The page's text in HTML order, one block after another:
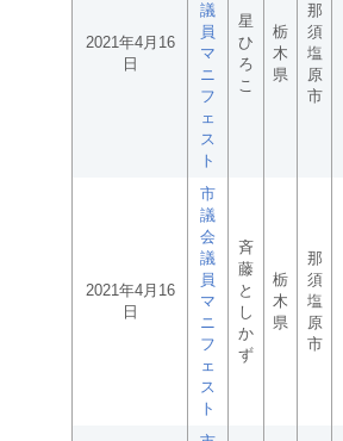
2021年4月16
日
議
員
マ
ニ
フ
ェ
ス
ト
星
ひ
ろ
こ
栃
木
県
那
須
塩
原
市
2021年4月16
日
市
議
会
議
員
マ
ニ
フ
ェ
ス
ト
斉
藤
と
し
か
ず
栃
木
県
那
須
塩
原
市